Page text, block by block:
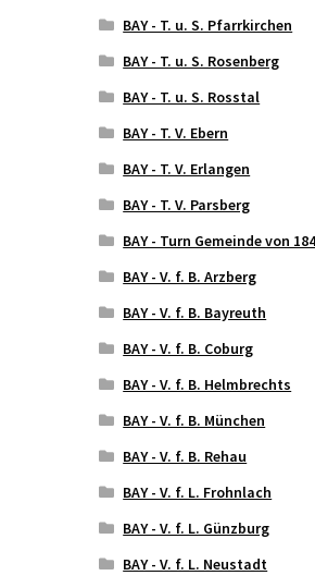
BAY - T. u. S. Pfarrkirchen
BAY - T. u. S. Rosenberg
BAY - T. u. S. Rosstal
BAY - T. V. Ebern
BAY - T. V. Erlangen
BAY - T. V. Parsberg
BAY - Turn Gemeinde von
BAY - V. f. B. Arzberg
BAY - V. f. B. Bayreuth
BAY - V. f. B. Coburg
BAY - V. f. B. Helmbrechts
BAY - V. f. B. München
BAY - V. f. B. Rehau
BAY - V. f. L. Frohnlach
BAY - V. f. L. Günzburg
BAY - V. f. L. Neustadt